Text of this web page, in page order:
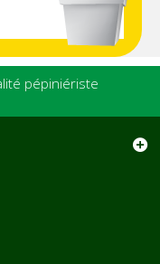
pépiniériste